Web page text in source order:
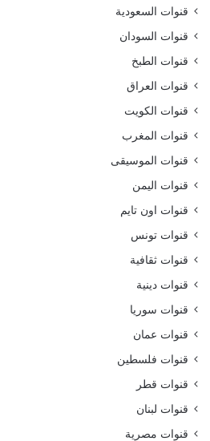
قنوات السعودية
قنوات السودان
قنوات الطبخ
قنوات العراق
قنوات الكويت
قنوات المغرب
قنوات الموسيقى
قنوات اليمن
قنوات اون تايم
قنوات تونس
قنوات ثقافية
قنوات دينية
قنوات سوريا
قنوات عمان
قنوات فلسطين
قنوات قطر
قنوات لبنان
قنوات مصرية